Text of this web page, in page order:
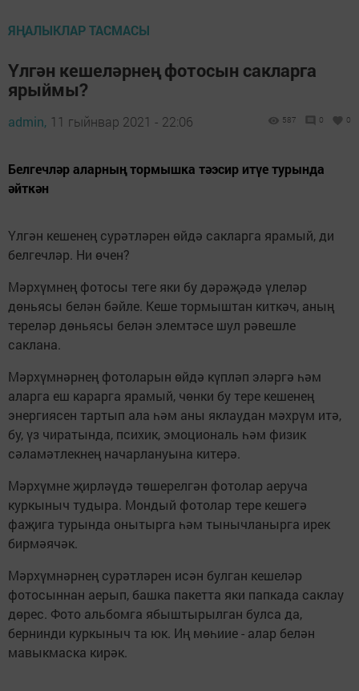
ЯҢАЛЫКЛАР ТАСМАСЫ
Үлгән кешеләрнең фотосын сакларга
ярыймы?
admin, 11 гыйнвар 2021 - 22:06 587 0 0
Белгечләр аларның тормышка тәэсир итүе турында
әйткән
Үлгән кешенең сурәтләрен өйдә сакларга ярамый, ди
белгечләр. Ни өчен?
Мәрхүмнең фотосы теге яки бу дәрәҗәдә үлеләр
дөньясы белән бәйле. Кеше тормыштан киткәч, аның
тереләр дөньясы белән элемтәсе шул рәвешле
саклана.
Мәрхүмнәрнең фотоларын өйдә күпләп эләргә һәм
аларга еш карарга ярамый, чөнки бу тере кешенең
энергиясен тартып ала һәм аны яклаудан мәхрүм итә,
бу, үз чиратында, психик, эмоциональ һәм физик
сәламәтлекнең начарлануына китерә.
Мәрхүмне җирләүдә төшерелгән фотолар аеруча
куркыныч тудыра. Мондый фотолар тере кешегә
фаҗига турында онытырга һәм тынычланырга ирек
бирмәячәк.
Мәрхүмнәрнең сурәтләрен исән булган кешеләр
фотосыннан аерып, башка пакетта яки папкада саклау
дөрес. Фото альбомга ябыштырылган булса да,
бернинди куркыныч та юк. Иң мөһиие - алар белән
мавыкмаска кирәк.